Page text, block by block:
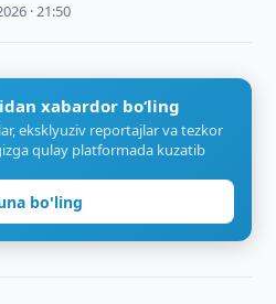
· 21:50
xabardor bo‘ling
eksklyuziv reportajlar va tezkor
qulay platformada kuzatib
bo'ling